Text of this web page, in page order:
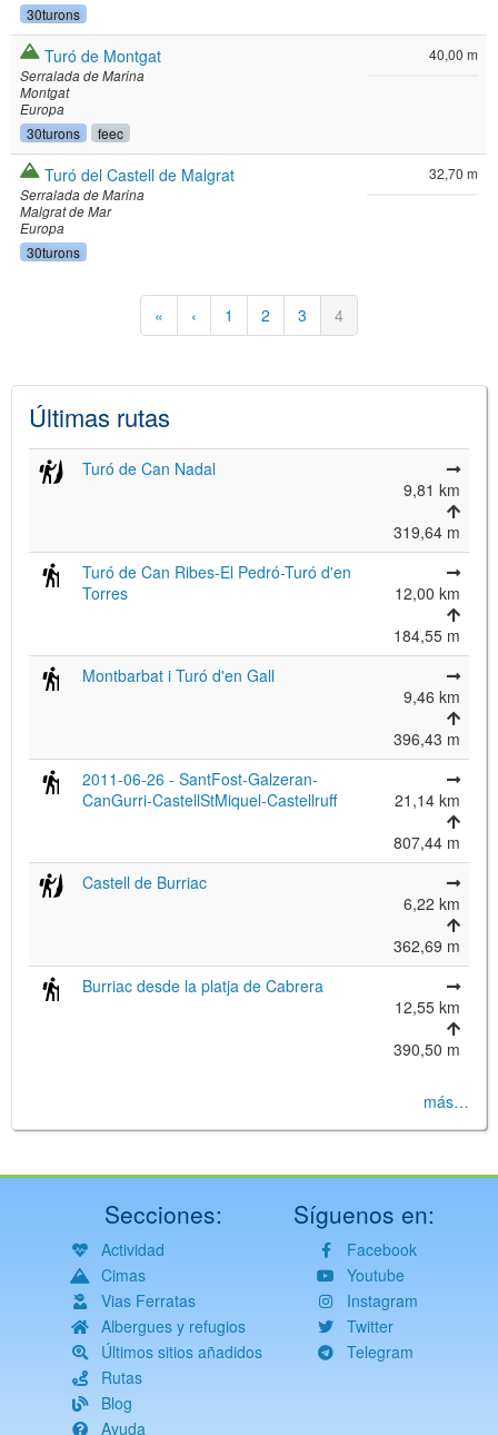
30turons
Turó de Montgat
Serralada de Marina
Montgat
Europa
30turons feec
40,00 m
Turó del Castell de Malgrat
Serralada de Marina
Malgrat de Mar
Europa
30turons
32,70 m
Primera
página
«
Página
anterior
‹ Página
1 Página
2 Página
3
Página
actual
4
Últimas rutas
Turó de Can Nadal
9,81 km
319,64 m
Turó de Can Ribes-El Pedró-Turó d'en
Torres
12,00 km
184,55 m
Montbarbat i Turó d'en Gall
9,46 km
396,43 m
2011-06-26 - SantFost-Galzeran-
CanGurri-CastellStMiquel-Castellruff
21,14 km
807,44 m
Castell de Burriac
6,22 km
362,69 m
Burriac desde la platja de Cabrera
12,55 km
390,50 m
más…
Secciones:
Actividad
Cimas
Vias Ferratas
Albergues y refugios
Últimos sitios añadidos
Rutas
Blog
Ayuda
Síguenos en:
Facebook
Youtube
Instagram
Twitter
Telegram